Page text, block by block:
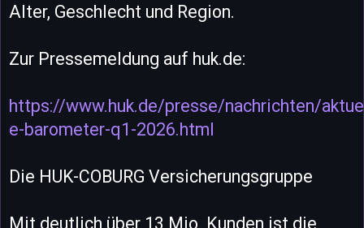
Alter, Geschlecht und Region.
Zur Pressemeldung auf huk.de:
https://www.huk.de/presse/nachrichten/
e-barometer-q1-2026.html
Die HUK-COBURG Versicherungsgruppe
Mit deutlich über 13 Mio. Kunden ist die